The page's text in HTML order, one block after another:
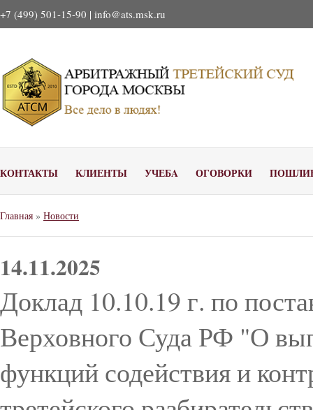
+7 (499) 501-15-90 | info@ats.msk.ru
КОНТАКТЫ КЛИЕНТЫ УЧЕБA ОГОВОРКИ
Главная » Новости
14.11.2025
Доклад 10.10.19 г. по
Верховного Суда РФ "О
функций содействия и